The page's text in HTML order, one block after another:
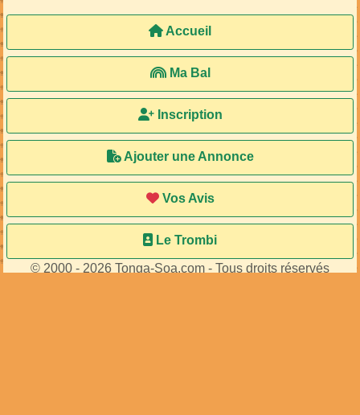
Accueil
Ma Bal
Inscription
Ajouter une Annonce
Vos Avis
Le Trombi
© 2000 - 2026 Tonga-Soa.com - Tous droits réservés